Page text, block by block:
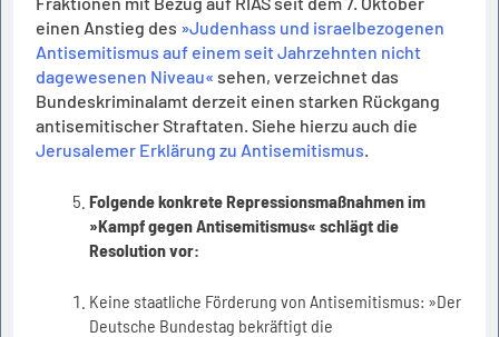
einen Anstieg des »Judenhass und israelbezogenen
Antisemitismus auf einem seit Jahrzehnten nicht
dagewesenen Niveau« sehen, verzeichnet das
Bundeskriminalamt derzeit einen starken Rückgang
antisemitischer Straftaten. Siehe hierzu auch die
Jerusalemer Erklärung zu Antisemitismus
Folgende konkrete Repressionsmaßnahmen im
»Kampf gegen Antisemitismus« schlägt die
Resolution vor:
Keine staatliche Förderung von Antisemitismus: »Der
Deutsche Bundestag bekräftigt die